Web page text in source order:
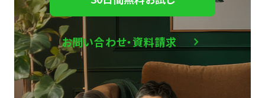
お問い合わせ・資料請求